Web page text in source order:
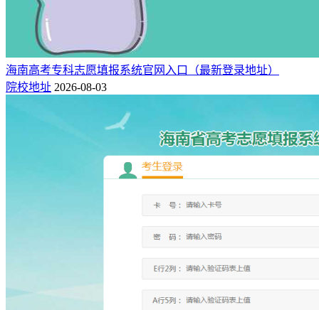
海南高考专科志愿填报系统官网入口（最新登录地址）
院校地址 2026-08-03